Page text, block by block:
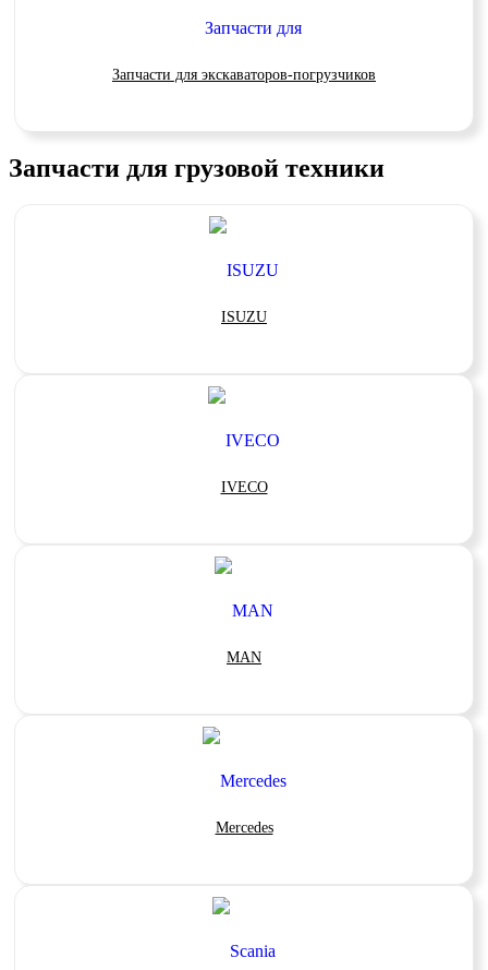
Запчасти для экскаваторов-погрузчиков
Запчасти для грузовой техники
ISUZU
IVECO
MAN
Mercedes